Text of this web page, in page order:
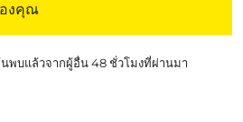
งคุณ
พบแล้วจากผู้อื่น 48 ชั่วโมงที่ผ่านมา